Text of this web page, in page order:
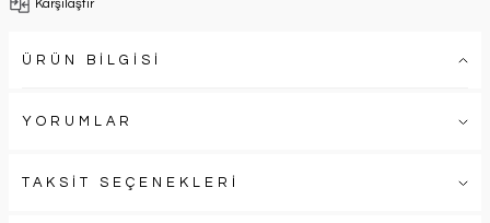
Karşılaştır
ÜRÜN BİLGİSİ
YORUMLAR
TAKSİT SEÇENEKLERİ